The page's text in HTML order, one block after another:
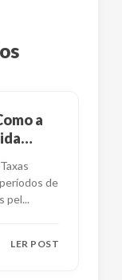
a
de
pel...
LER POST